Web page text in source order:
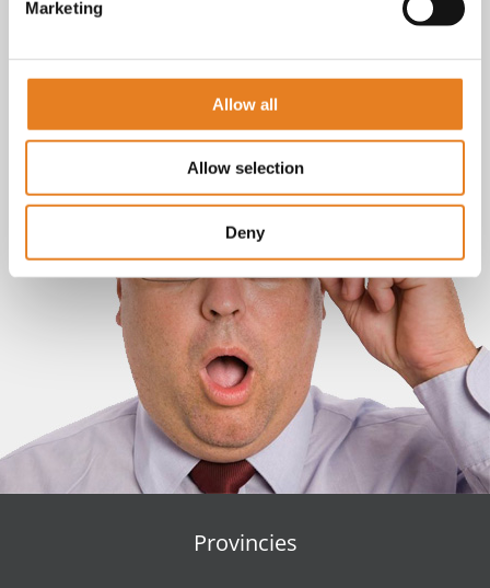
Marketing
Allow all
Allow selection
Deny
Provincies